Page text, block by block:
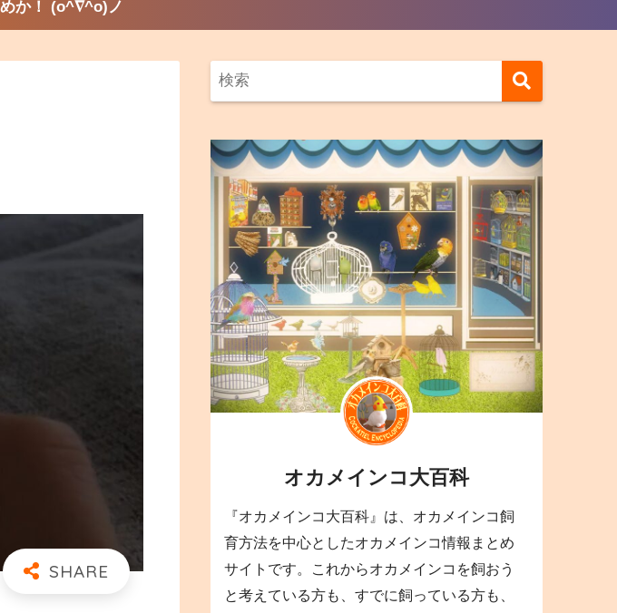
か！ (o^∇^o)ノ
オカメインコ大百科
『オカメインコ大百科』は、オカメインコ飼
育方法を中心としたオカメインコ情報まとめ
サイトです。これからオカメインコを飼おう
と考えている方も、すでに飼っている方も、